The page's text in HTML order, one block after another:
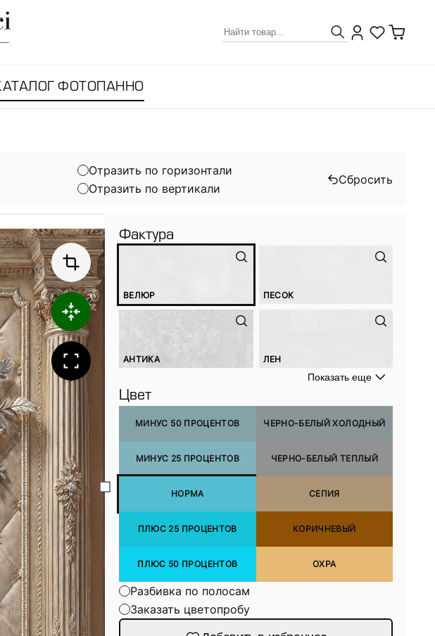
ФОТОПАННО
Отразить по горизонтали
Отразить по вертикали
Сбросить
Фактура
ВЕЛЮР ПЕСОК
АНТИКА ЛЕН
Показать еще
Цвет
МИНУС 50 ПРОЦЕНТОВ
МИНУС 25 ПРОЦЕНТОВ
НОРМА
ПЛЮС 25 ПРОЦЕНТОВ
ПЛЮС 50 ПРОЦЕНТОВ
ЧЕРНО-БЕЛЫЙ ХОЛОДНЫЙ
ЧЕРНО-БЕЛЫЙ ТЕПЛЫЙ
СЕПИЯ
КОРИЧНЕВЫЙ
ОХРА
Разбивка по полосам
Заказать цветопробу